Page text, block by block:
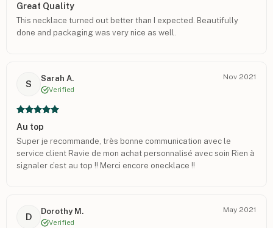
Great Quality
This necklace turned out better than I expected. Beautifully
done and packaging was very nice as well.
S
Sarah A.
Verified
Nov 2021
Au top
Super je recommande, très bonne communication avec le
service client Ravie de mon achat personnalisé avec soin Rien à
signaler c’est au top !! Merci encore onecklace !!
D
Dorothy M.
Verified
May 2021